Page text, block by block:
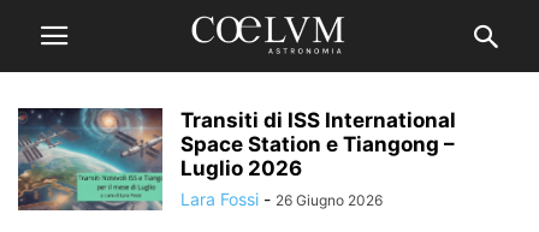
Transiti di ISS International
Space Station e Tiangong –
Luglio 2026
Lara Fossi - 26 Giugno 2026